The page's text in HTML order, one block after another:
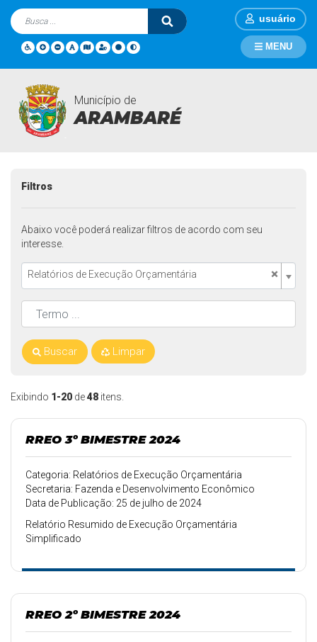
usuário
Município de
ARAMBARÉ
MENU
Transparência
Exibindo 1-20 de48 itens.
RREO 3º BIMESTRE 2024
Categoria: Relatórios de Execução Orçamentária
Secretaria: Fazenda e Desenvolvimento Econômico
Data de Publicação: 25 de julho de 2024
Relatório Resumido de Execução Orçamentária
Simplificado
RREO 2º BIMESTRE 2024
Filtros
Abaixo você poderá realizar filtros de acordo com seu
interesse.
×
Relatórios de Execução Orçamentária
Buscar Limpar